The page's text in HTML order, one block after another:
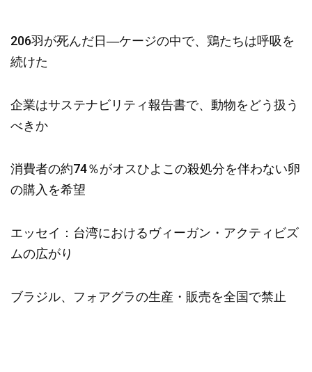
206羽が死んだ日―ケージの中で、鶏たちは呼吸を
続けた
企業はサステナビリティ報告書で、動物をどう扱う
べきか
消費者の約74％がオスひよこの殺処分を伴わない卵
の購入を希望
エッセイ：台湾におけるヴィーガン・アクティビズ
ムの広がり
ブラジル、フォアグラの生産・販売を全国で禁止